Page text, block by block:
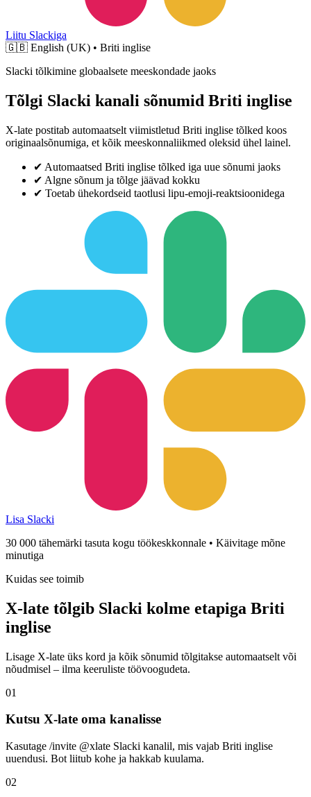
Liitu Slackiga
🇬🇧 English (UK) • Briti inglise
Slacki tõlkimine globaalsete meeskondade jaoks
Tõlgi Slacki kanali sõnumid Briti inglise
X-late postitab automaatselt viimistletud Briti inglise tõlked koos
originaalsõnumiga, et kõik meeskonnaliikmed oleksid ühel lainel.
✔ Automaatsed Briti inglise tõlked iga uue sõnumi jaoks
✔ Algne sõnum ja tõlge jäävad kokku
✔ Toetab ühekordseid taotlusi lipu-emoji-reaktsioonidega
Lisa Slacki
30 000 tähemärki tasuta kogu töökeskkonnale • Käivitage mõne
minutiga
Kuidas see toimib
X-late tõlgib Slacki kolme etapiga Briti
inglise
Lisage X-late üks kord ja kõik sõnumid tõlgitakse automaatselt või
nõudmisel – ilma keeruliste töövoogudeta.
01
Kutsu X-late oma kanalisse
Kasutage /invite @xlate Slacki kanalil, mis vajab Briti inglise
uuendusi. Bot liitub kohe ja hakkab kuulama.
02